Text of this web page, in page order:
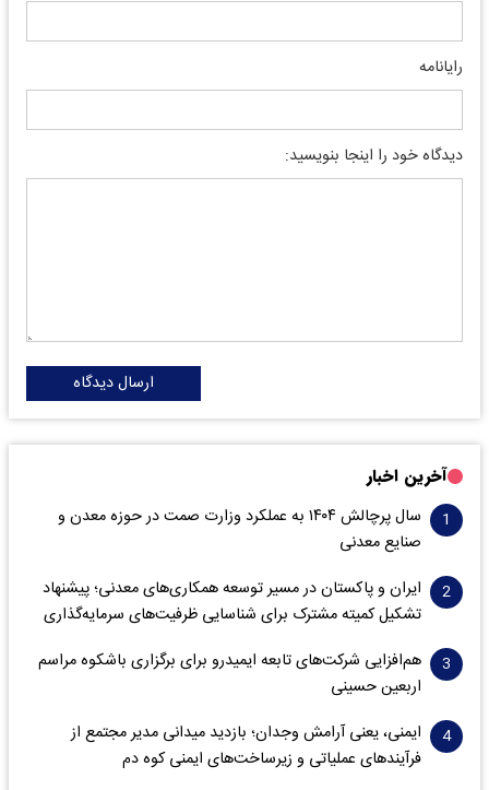
رایانامه
دیدگاه خود را اینجا بنویسید:
ارسال دیدگاه
آخرین اخبار
سال پرچالش ۱۴۰۴ به عملکرد وزارت صمت در حوزه معدن و
صنایع معدنی
ایران و پاکستان در مسیر توسعه همکاری‌های معدنی؛ پیشنهاد
تشکیل کمیته مشترک برای شناسایی ظرفیت‌های سرمایه‌گذاری
هم‌افزایی شرکت‌های تابعه ایمیدرو برای برگزاری باشکوه مراسم
اربعین حسینی
ایمنی، یعنی آرامش وجدان؛ بازدید میدانی مدیر مجتمع از
فرآیندهای عملیاتی و زیرساخت‌های ایمنی کوه دم